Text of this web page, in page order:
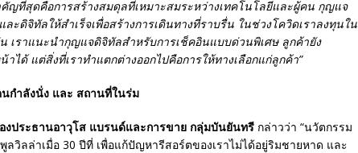
ญที่สุดคือการสร้างสมดุลที่เหมาะสมระหว่างเทคโนโลยีและผู้คน กุญแจ
ะดิจิทัลให้สำเร็จเพื่อสร้างการเดินทางที่ราบรื่น ในช่วงโควิดเราลงทุนใน
เราแนะนำกุญแจดิจิทัลสำหรับการเช็คอินแบบด่วนพิเศษ ลูกค้ายัง
ได้ แต่สิ่งที่เราทำแตกต่างออกไปคือการให้ทางเลือกแก่ลูกค้า”
งประธานอาวุโส แบรนด์และการขาย กลุ่มบันยันทรี กล่าวว่า “นวัตกรรม
ลวิลล่าเมื่อ 30 ปีที่ เพื่อแก้ปัญหารีสอร์ตของเราไม่ได้อยู่ริมชายหาด และ